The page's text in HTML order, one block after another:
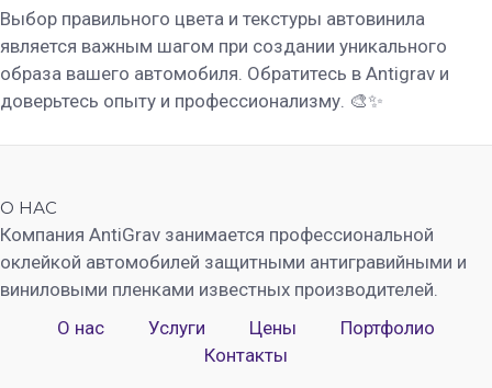
Выбор правильного цвета и текстуры автовинила
является важным шагом при создании уникального
образа вашего автомобиля. Обратитесь в Antigrav и
доверьтесь опыту и профессионализму. 🎨✨
О НАС
Компания AntiGrav занимается профессиональной
оклейкой автомобилей защитными антигравийными и
виниловыми пленками известных производителей.
О нас
Услуги Цены
Портфолио
Контакты